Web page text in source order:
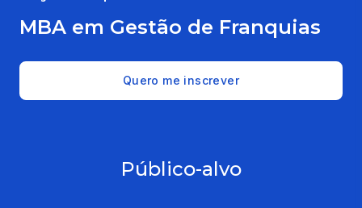
MBA em Gestão de Franquias
Quero me inscrever
Público-alvo